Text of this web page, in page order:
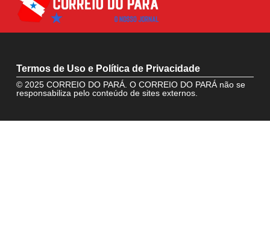
Termos de Uso e Política de Privacidade
© 2025 CORREIO DO PARÁ. O CORREIO DO PARÁ não se
responsabiliza pelo conteúdo de sites externos.